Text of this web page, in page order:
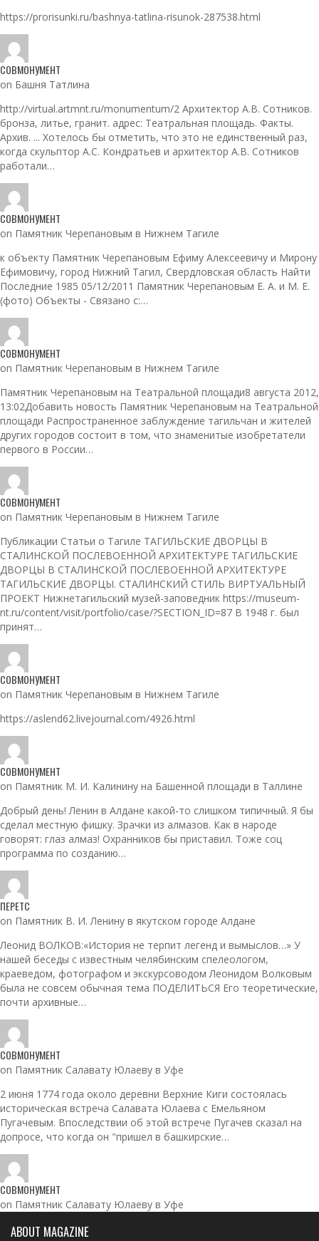
https://prorisunki.ru/bashnya-tatlina-risunok-287538.html
СОВМОНУМЕНТ
on Башня Татлина
http://virtual.artmnt.ru/monumentum/2 Архитектор А.В. Сотников.
бронза, литье, гранит. адрес: Театральная площадь. Факты.
Архив. ... Хотелось бы отметить, что это не единственный раз,
когда скульптор А.С. Кондратьев и архитектор А.В. Сотников
работали…
СОВМОНУМЕНТ
on Памятник Черепановым в Нижнем Тагиле
к объекту Памятник Черепановым Ефиму Алексеевичу и Мирону
Ефимовичу, город Нижний Тагил, Свердловская область Найти
Последние 1985 05/12/2011 Памятник Черепановым Е. А. и М. Е.
(фото) Объекты - Связано с:…
СОВМОНУМЕНТ
on Памятник Черепановым в Нижнем Тагиле
Памятник Черепановым на Театральной площади8 августа 2012,
13:02Добавить новость Памятник Черепановым на Театральной
площади Распространенное заблуждение тагильчан и жителей
других городов состоит в том, что знаменитые изобретатели
первого в России…
СОВМОНУМЕНТ
on Памятник Черепановым в Нижнем Тагиле
Публикации Статьи о Тагиле ТАГИЛЬСКИЕ ДВОРЦЫ В
СТАЛИНСКОЙ ПОСЛЕВОЕННОЙ АРХИТЕКТУРЕ ТАГИЛЬСКИЕ
ДВОРЦЫ В СТАЛИНСКОЙ ПОСЛЕВОЕННОЙ АРХИТЕКТУРЕ
ТАГИЛЬСКИЕ ДВОРЦЫ. СТАЛИНСКИЙ СТИЛЬ ВИРТУАЛЬНЫЙ
ПРОЕКТ Нижнетагильский музей-заповедник https://museum-
nt.ru/content/visit/portfolio/case/?SECTION_ID=87 В 1948 г. был
принят…
СОВМОНУМЕНТ
on Памятник Черепановым в Нижнем Тагиле
https://aslend62.livejournal.com/4926.html
СОВМОНУМЕНТ
on Памятник М. И. Калинину на Башенной площади в Таллине
Добрый день! Ленин в Алдане какой-то слишком типичный. Я бы
сделал местную фишку. Зрачки из алмазов. Как в народе
говорят: глаз алмаз! Охранников бы приставил. Тоже соц
программа по созданию…
ПЕРЕТС
on Памятник В. И. Ленину в якутском городе Алдане
Леонид ВОЛКОВ:«История не терпит легенд и вымыслов…» У
нашей беседы с известным челябинским спелеологом,
краеведом, фотографом и экскурсоводом Леонидом Волковым
была не совсем обычная тема ПОДЕЛИТЬСЯ Его теоретические,
почти архивные…
СОВМОНУМЕНТ
on Памятник Салавату Юлаеву в Уфе
2 июня 1774 года около деревни Верхние Киги состоялась
историческая встреча Салавата Юлаева с Емельяном
Пугачевым. Впоследствии об этой встрече Пугачев сказал на
допросе, что когда он "пришел в башкирские…
СОВМОНУМЕНТ
on Памятник Салавату Юлаеву в Уфе
ABOUT MAGAZINE